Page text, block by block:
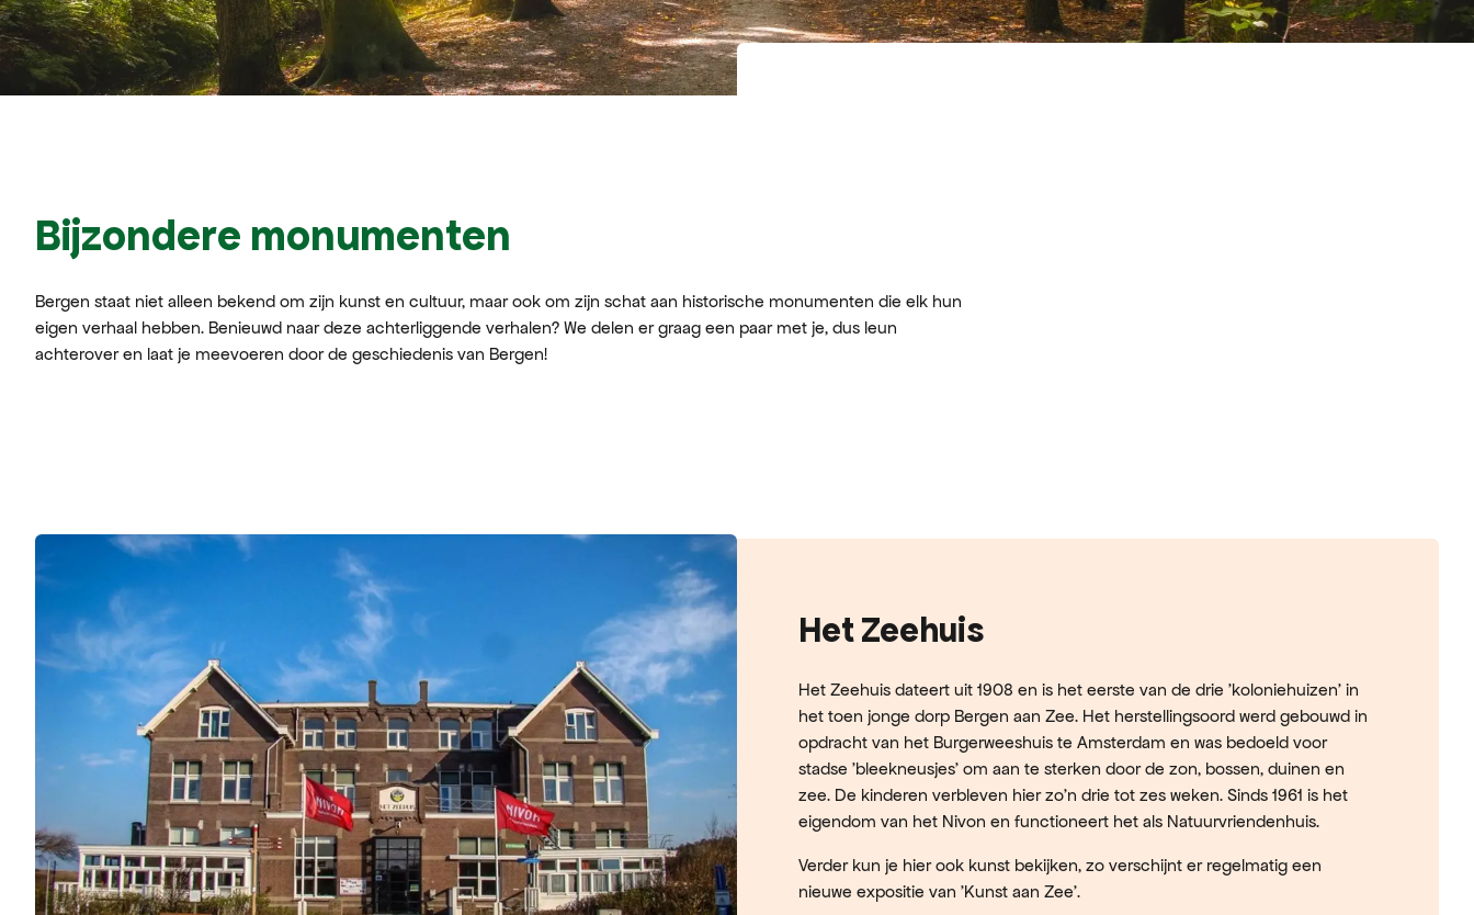
Bijzondere monumenten
Bergen staat niet alleen bekend om zijn kunst en cultuur, maar ook om zijn schat aan historische monumenten die elk hun
eigen verhaal hebben. Benieuwd naar deze achterliggende verhalen? We delen er graag een paar met je, dus leun
achterover en laat je meevoeren door de geschiedenis van Bergen!
Het Zeehuis
Het Zeehuis dateert uit 1908 en is het eerste van de drie 'koloniehuizen' in
het toen jonge dorp Bergen aan Zee. Het herstellingsoord werd gebouwd in
opdracht van het Burgerweeshuis te Amsterdam en was bedoeld voor
stadse 'bleekneusjes' om aan te sterken door de zon, bossen, duinen en
zee. De kinderen verbleven hier zo'n drie tot zes weken. Sinds 1961 is het
eigendom van het Nivon en functioneert het als Natuurvriendenhuis.
Verder kun je hier ook kunst bekijken, zo verschijnt er regelmatig een
nieuwe expositie van 'Kunst aan Zee'.